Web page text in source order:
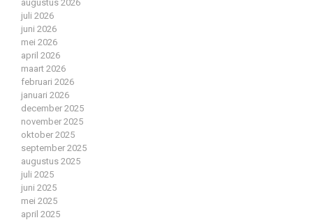
augustus 2026
juli 2026
juni 2026
mei 2026
april 2026
maart 2026
februari 2026
januari 2026
december 2025
november 2025
oktober 2025
september 2025
augustus 2025
juli 2025
juni 2025
mei 2025
april 2025